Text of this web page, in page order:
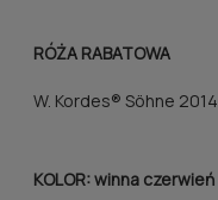
RÓŻA RABATOWA
W. Kordes® Söhne 2014
KOLOR: winna czerwień